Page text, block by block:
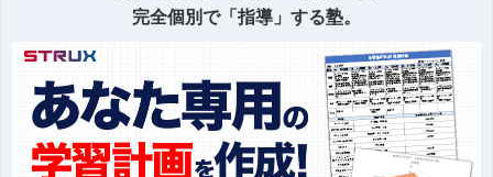
完全個別で「指導」する塾。